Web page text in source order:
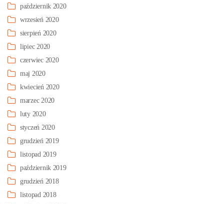
październik 2020
wrzesień 2020
sierpień 2020
lipiec 2020
czerwiec 2020
maj 2020
kwiecień 2020
marzec 2020
luty 2020
styczeń 2020
grudzień 2019
listopad 2019
październik 2019
grudzień 2018
listopad 2018